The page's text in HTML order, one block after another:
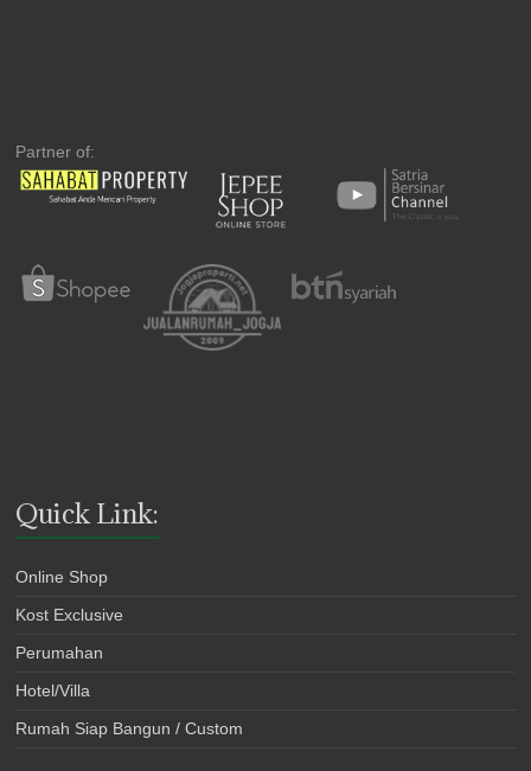
Partner of:
Quick Link:
Online Shop
Kost Exclusive
Perumahan
Hotel/Villa
Rumah Siap Bangun / Custom